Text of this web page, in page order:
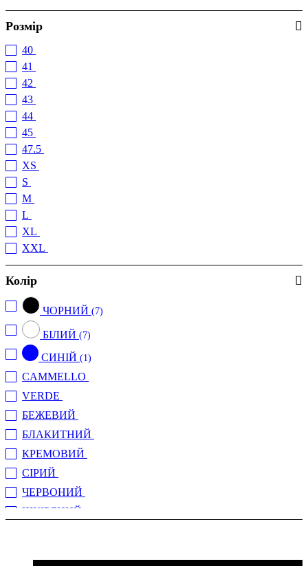
Розмір
40
41
42
43
44
45
47.5
XS
S
M
L
XL
XXL
Колір
ЧОРНИЙ (7)
БІЛИЙ (7)
СИНІЙ (1)
CAMMELLO
VERDE
БЕЖЕВИЙ
БЛАКИТНИЙ
КРЕМОВИЙ
СІРИЙ
ЧЕРВОНИЙ
ШКІРЯНИЙ